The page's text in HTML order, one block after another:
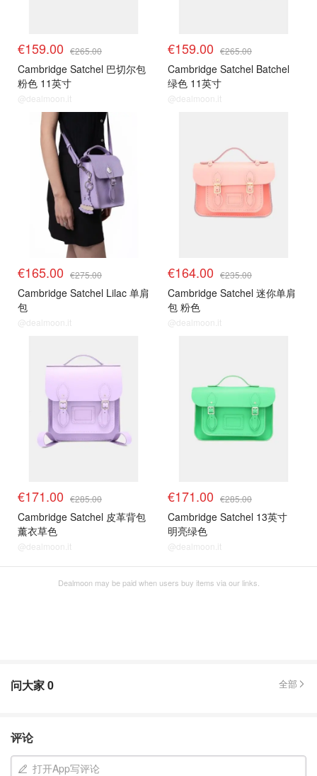
€159.00 €265.00
Cambridge Satchel 巴切尔包
粉色 11英寸
@dealmoon.it
€159.00 €265.00
Cambridge Satchel Batchel
绿色 11英寸
@dealmoon.it
€165.00 €275.00
Cambridge Satchel Lilac 单肩
包
@dealmoon.it
€164.00 €235.00
Cambridge Satchel 迷你单肩
包 粉色
@dealmoon.it
€171.00 €285.00
Cambridge Satchel 皮革背包
薰衣草色
@dealmoon.it
€171.00 €285.00
Cambridge Satchel 13英寸
明亮绿色
@dealmoon.it
Dealmoon may be paid when users buy items via our links.
问大家0 全部
评论
打开App写评论